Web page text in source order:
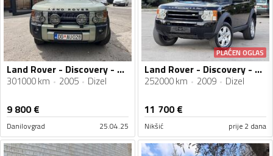
Land Rover - Discovery - 2.7
301000 km 2005 Dizel
9 800€
Danilovgrad 25.04.25
PLAĆEN OGLAS
Land Rover - Discovery - 2,7 DIZEL AUTOMATIK SERVISNA KNJIGA
252000 km 2009 Dizel
11 700€
Nikšić prije 2 dana